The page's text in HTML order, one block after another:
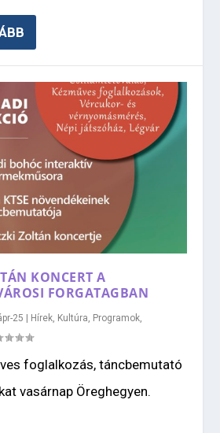
KONCERT A
FORGATAGBAN
25 Hírek, Kultúra, Programok,
foglalkozás, táncbemutató
vasárnap Öreghegyen.